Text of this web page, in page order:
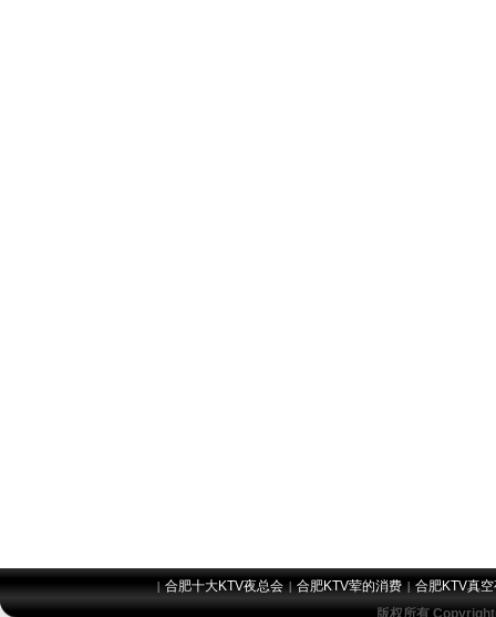
| 合肥十大KTV夜总会 | 合肥KTV荤的消费 | 合肥KTV真
版权所有